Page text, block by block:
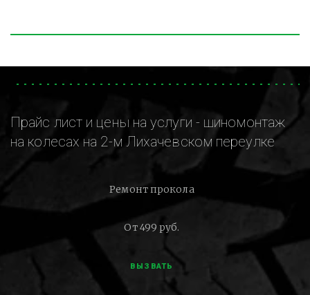
Прайс лист и цены на услуги - шиномонтаж
на колесах на 2-м Лихачевском переулке
Ремонт прокола
От 499 руб.
ВЫЗВАТЬ